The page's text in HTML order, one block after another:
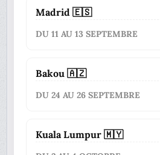
Madrid 🇪🇸
DU 11 AU 13 SEPTEMBRE
Bakou 🇦🇿
DU 24 AU 26 SEPTEMBRE
Kuala Lumpur 🇲🇾